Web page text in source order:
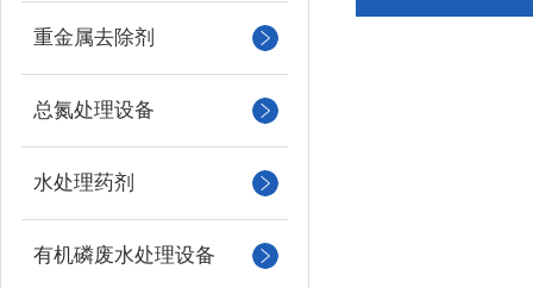
重金属去除剂
总氮处理设备
水处理药剂
有机磷废水处理设备